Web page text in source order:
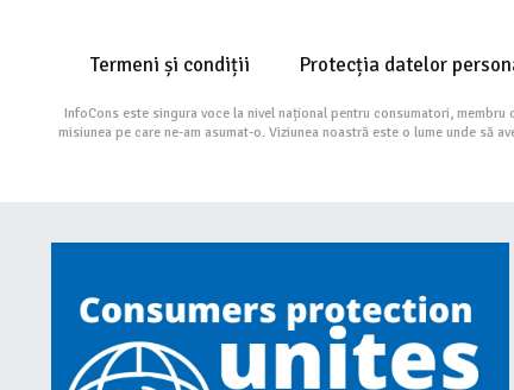
Termeni și condiții Protecția datelor
InfoCons este singura voce la nivel național pentru consumatori,
misiunea pe care ne-am asumat-o. Viziunea noastră este o lume unde